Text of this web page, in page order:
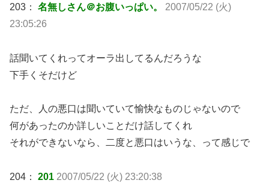
203： 名無しさん＠お腹いっぱい。 2007/05/22 (火)
23:05:26
話聞いてくれってオーラ出してるんだろうな
下手くそだけど
ただ、人の悪口は聞いていて愉快なものじゃないので
何があったのか詳しいことだけ話してくれ
それができないなら、二度と悪口はいうな、って感じで
204： 201 2007/05/22 (火) 23:20:38